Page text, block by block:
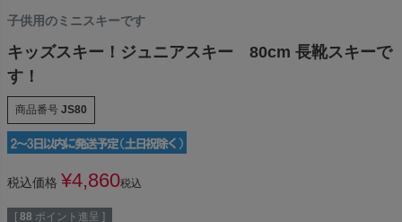
子供用のミニスキーです
キッズスキー！ジュニアスキー 80cm 長靴スキーで
す！
商品番号 JS80
税込価格 ¥4,860税込
[ 88 ポイント進呈 ]